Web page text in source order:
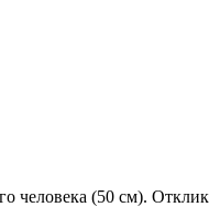
(50 см).